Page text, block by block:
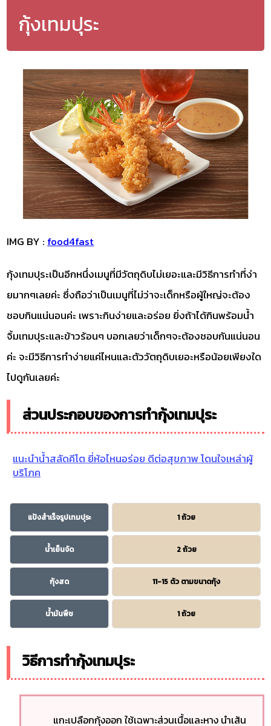
กุ้งเทมปุระ
IMG BY :food4fast
กุ้งเทมปุระเป็นอีกหนึ่งเมนูที่มีวัตถุดิบไม่เยอะและมีวิธีการทำที่ง่า
ยมากๆเลยค่ะ ซึ่งถือว่าเป็นเมนูที่ไม่ว่าจะเด็กหรือผู้ใหญ่จะต้อง
ชอบกินแน่นอนค่ะ เพราะกินง่ายและอร่อย ยิ่งถ้าได้กินพร้อมน้ำ
จิ้มเทมปุระและข้าวร้อนๆ บอกเลยว่าเด็กๆจะต้องชอบกันแน่นอน
ค่ะ จะมีวิธีการทำง่ายแค่ไหนและตัววัตถุดิบเยอะหรือน้อยเพียงใด
ไปดูกันเลยค่ะ
ส่วนประกอบของการทำกุ้งเทมปุระ
แนะนำน้ำสลัดคีโต ยี่ห้อไหนอร่อย ดีต่อสุขภาพ โดนใจเหล่าผู้
บริโภค
แป้งสำเร็จรูปเทมปุระ 1 ถ้วย
น้ำเย็นจัด 2 ถ้วย
กุ้งสด 11-15 ตัว ตามขนาดกุ้ง
น้ำมันพืช 1 ถ้วย
วิธีการทำกุ้งเทมปุระ
แกะเปลือกกุ้งออก ใช้เฉพาะส่วนเนื้อและหาง นำเส้น